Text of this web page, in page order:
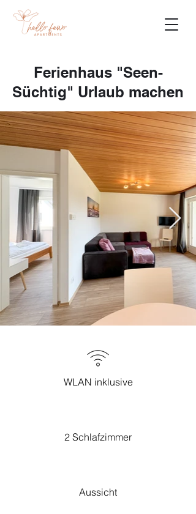
Ferienhaus "Seen-
Süchtig" Urlaub machen
WLAN inklusive
2 Schlafzimmer
Aussicht